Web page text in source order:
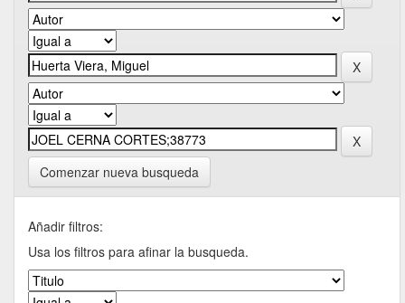
Comenzar nueva busqueda
Añadir filtros:
Usa los filtros para afinar la busqueda.